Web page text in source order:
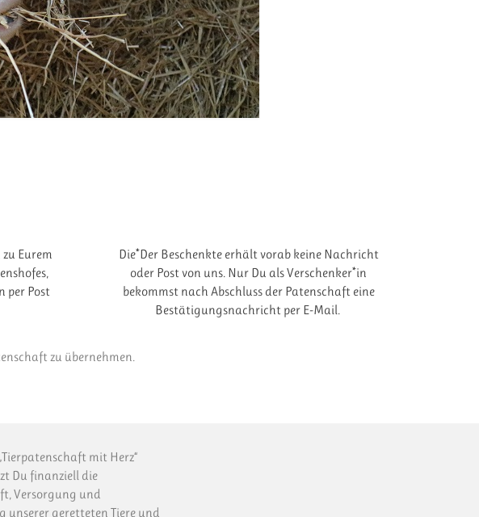
Eurem
per Post
Die*Der Beschenkte erhält vorab keine Nachricht
oder Post von uns. Nur Du als Verschenker*in
bekommst nach Abschluss der Patenschaft eine
Bestätigungsnachricht per E-Mail.
zu übernehmen.
mit Herz“
Du finanziell die
Versorgung und
unserer geretteten Tiere und